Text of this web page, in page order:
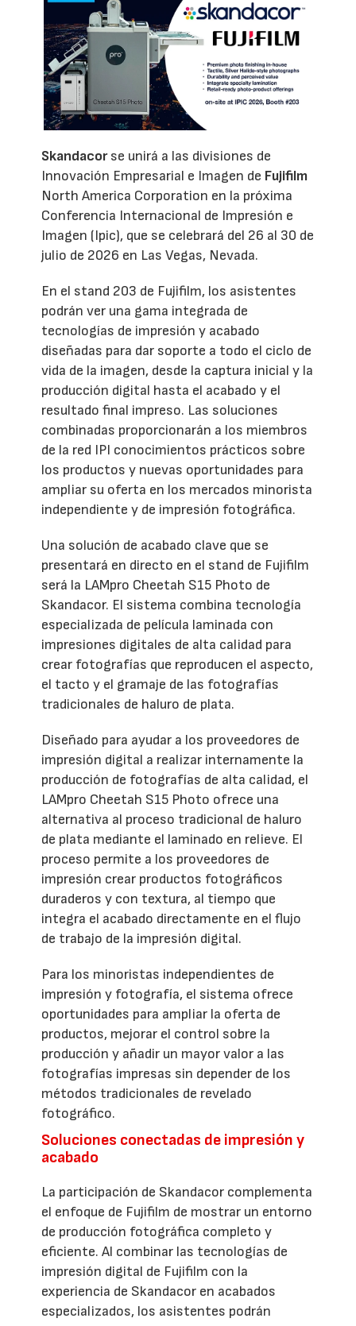
Skandacorse unirá a las divisiones de
Innovación Empresarial e Imagen de Fujifilm
North America Corporation en la próxima
Conferencia Internacional de Impresión e
Imagen (Ipic), que se celebrará del 26 al 30 de
julio de 2026 en Las Vegas, Nevada.
En el stand 203 de Fujifilm, los asistentes
podrán ver una gama integrada de
tecnologías de impresión y acabado
diseñadas para dar soporte a todo el ciclo de
vida de la imagen, desde la captura inicial y la
producción digital hasta el acabado y el
resultado final impreso. Las soluciones
combinadas proporcionarán a los miembros
de la red IPI conocimientos prácticos sobre
los productos y nuevas oportunidades para
ampliar su oferta en los mercados minorista
independiente y de impresión fotográfica.
Una solución de acabado clave que se
presentará en directo en el stand de Fujifilm
será la LAMpro Cheetah S15 Photo de
Skandacor. El sistema combina tecnología
especializada de película laminada con
impresiones digitales de alta calidad para
crear fotografías que reproducen el aspecto,
el tacto y el gramaje de las fotografías
tradicionales de haluro de plata.
Diseñado para ayudar a los proveedores de
impresión digital a realizar internamente la
producción de fotografías de alta calidad, el
LAMpro Cheetah S15 Photo ofrece una
alternativa al proceso tradicional de haluro
de plata mediante el laminado en relieve. El
proceso permite a los proveedores de
impresión crear productos fotográficos
duraderos y con textura, al tiempo que
integra el acabado directamente en el flujo
de trabajo de la impresión digital.
Para los minoristas independientes de
impresión y fotografía, el sistema ofrece
oportunidades para ampliar la oferta de
productos, mejorar el control sobre la
producción y añadir un mayor valor a las
fotografías impresas sin depender de los
métodos tradicionales de revelado
fotográfico.
Soluciones conectadas de impresión y
acabado
La participación de Skandacor complementa
el enfoque de Fujifilm de mostrar un entorno
de producción fotográfica completo y
eficiente. Al combinar las tecnologías de
impresión digital de Fujifilm con la
experiencia de Skandacor en acabados
especializados, los asistentes podrán